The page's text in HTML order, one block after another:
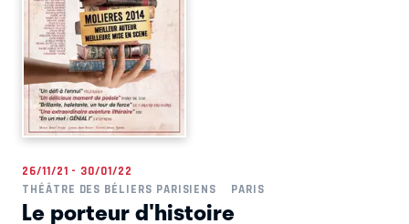
26/11/21 - 30/01/22
THÉÂTRE DES BÉLIERS PARISIENS
PARIS
Le porteur d'histoire